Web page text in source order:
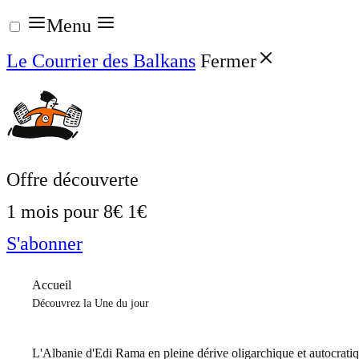
Aller
au
contenu
Menu
Le Courrier des Balkans Fermer
Offre découverte
1 mois pour 8€ 1€
S'abonner
Accueil
Découvrez la Une du jour
L'Albanie d'Edi Rama en pleine dérive oligarchique et